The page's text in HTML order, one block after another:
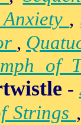
,
,
of
-
Strings